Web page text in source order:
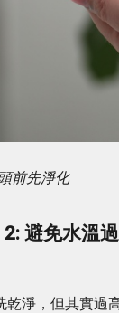
前先淨化
避免水溫
乾淨，但其實過